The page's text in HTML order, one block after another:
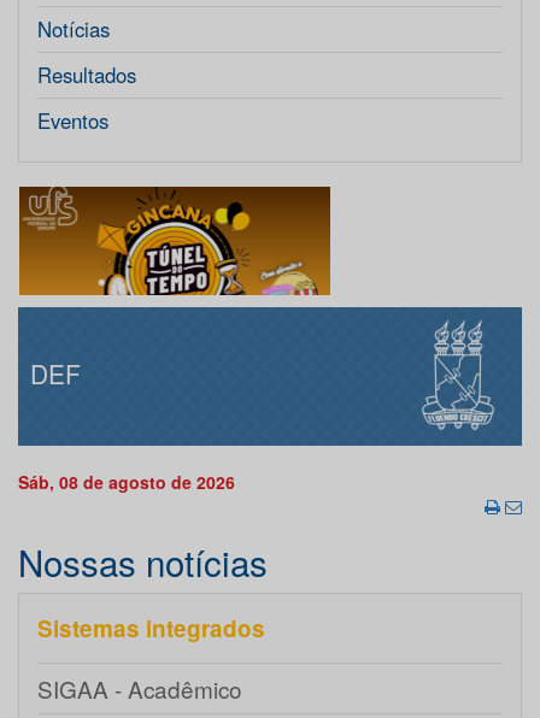
Notícias
Resultados
Eventos
DEF
Sáb, 08 de agosto de 2026
Nossas notícias
Sistemas integrados
SIGAA - Acadêmico